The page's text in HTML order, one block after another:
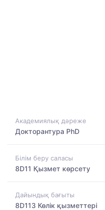
Академиялық дәреже
Докторантура PhD
Білім беру саласы
8D11 Қызмет көрсету
Дайындық бағыты
8D113 Көлік қызметтері